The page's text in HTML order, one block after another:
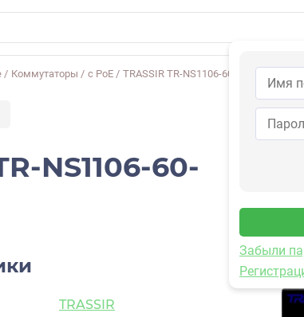
Забыли
/ Коммутаторы / с PoE / TRASSIR TR-NS1106-60-4POE
NS1106-60-
TRASSIR